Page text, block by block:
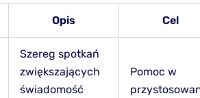
Opis Cel
Szereg spotkań
zwiększających
świadomość
Pomoc w